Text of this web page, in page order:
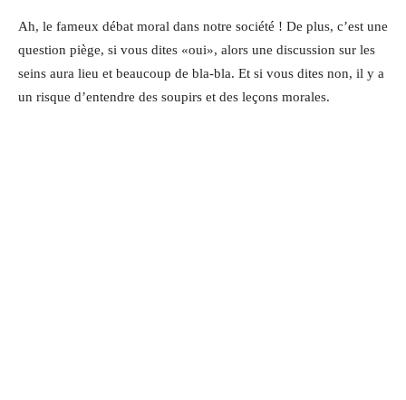
Ah, le fameux débat moral dans notre société ! De plus, c’est une
question piège, si vous dites «oui», alors une discussion sur les
seins aura lieu et beaucoup de bla-bla. Et si vous dites non, il y a
un risque d’entendre des soupirs et des leçons morales.